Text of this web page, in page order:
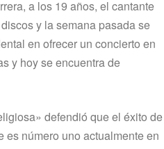
a los 19 años, el cantante
y la semana pasada se
en ofrecer un concierto en
y hoy se encuentra de
defendió que el éxito de
es número uno actualmente en